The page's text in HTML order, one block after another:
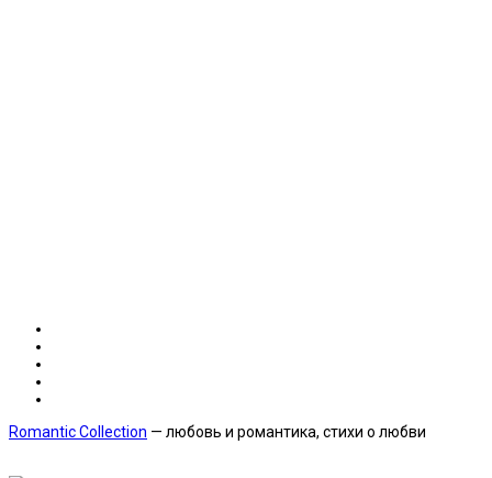
Romantic Collection — любовь и романтика, стихи о любви